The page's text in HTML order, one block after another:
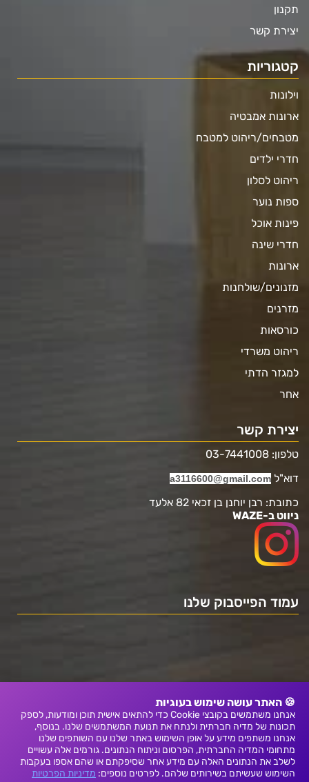
🍪 האתר עושה שימוש בעוגיות
אנחנו משתמשים בקובצי Cookie כדי להתאים אישית תוכן ומודעות, לספק
תכונות של מדיה חברתית ולנתח את תנועת המשתמשים שלנו. בנוסף,
אנחנו משתפים מידע על אופן השימוש באתר שלנו עם השותפים שלנו
מתחומי המדיה החברתית, הפרסום וניתוח הנתונים. גורמים אלה עשויים
לשלב את הנתונים האלה עם מידע אחר שסיפקתם או שהם אספו בעקבות
השימוש שעשיתם בשירותים שלהם. לפרטים נוספים: מדיניות הפרטיות
תקנון
יצירת קשר
קטגוריות
וילונות
ארונות אמבטיה
מטבחים/ריהוט למטבח
חדרי ילדים
ריהוט לסלון
ספות נוער
פינות אוכל
חדרי שינה
ארונות
מזנונים/שולחנות
מזרנים
כורסאות
ריהוט משרדי
למגזר הדתי
אחר
יצירת קשר
טלפון: 03-7441008
דוא"ל a3116600@gmail.com
כתובת: רבן יוחנן בן זכאי 82 אלעד
ניווט ב-WAZE
עמוד הפייסבוק שלנו